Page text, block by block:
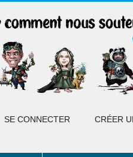
SE CONNECTER CRÉER